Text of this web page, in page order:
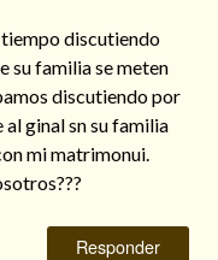
discutiendo
su familia se meten
discutiendo por
ginal sn su familia
mi matrimonui.
Responder